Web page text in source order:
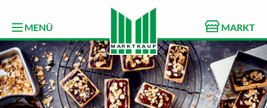
MENÜ MARKT